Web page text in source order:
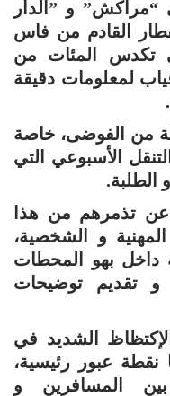
و ”الدار
القادم من فاس
تكدس المئات من
لمعلومات دقيقة
من الفوضى، خاصة
الأسبوعي التي
الطلبة.
عن تذمرهم من هذا
المهنية و الشخصية،
داخل بهو المحطات
و تقديم توضيحات
الشديد في
نقطة عبور رئيسية،
المسافرين و